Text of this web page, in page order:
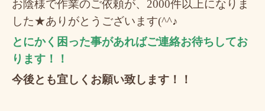
お陰様で作業のご依頼が、2000件以上になりま
した★ありがとうございます(^^♪
とにかく困った事があればご連絡お待ちしてお
ります！！
今後とも宜しくお願い致します！！